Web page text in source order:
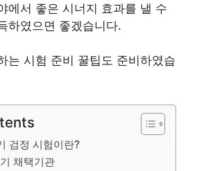
에서 좋은 시너지 효과를 낼 수
하였으면 좋겠습니다.
는 시험 준비 꿀팁도 준비하였습
검정 시험이란?
채택기관